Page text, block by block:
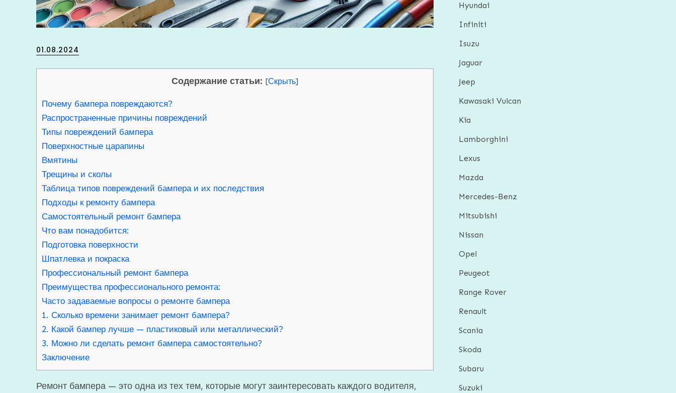
Posted
01.08.2024
Содержание статьи: [Скрыть]
Почему бампера повреждаются?
Распространенные причины повреждений
Типы повреждений бампера
Поверхностные царапины
Вмятины
Трещины и сколы
Таблица типов повреждений бампера и их последствия
Подходы к ремонту бампера
Самостоятельный ремонт бампера
Что вам понадобится:
Подготовка поверхности
Шпатлевка и покраска
Профессиональный ремонт бампера
Преимущества профессионального ремонта:
Часто задаваемые вопросы о ремонте бампера
1. Сколько времени занимает ремонт бампера?
2. Какой бампер лучше — пластиковый или металлический?
3. Можно ли сделать ремонт бампера самостоятельно?
Заключение
Ремонт бампера — это одна из тех тем, которые могут заинтересовать каждого водителя,
Hyundai
Infiniti
Isuzu
Jaguar
Jeep
Kawasaki Vulcan
Kia
Lamborghini
Lexus
Mazda
Mercedes-Benz
Mitsubishi
Nissan
Opel
Peugeot
Range Rover
Renault
Scania
Skoda
Subaru
Suzuki